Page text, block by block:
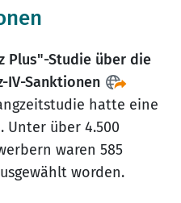
Plus"-Studie über die
IV-Sanktionen
hatte eine
Unter über 4.500
waren 585
worden.